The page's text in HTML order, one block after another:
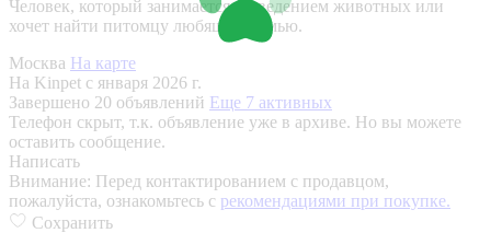
Человек, который занимается разведением животных или
хочет найти питомцу любящую семью.
Москва На карте
На Kinpet c января 2026 г.
Завершено 20 объявлений Еще 7 активных
Телефон скрыт, т.к. объявление уже в архиве. Но вы можете
оставить сообщение.
Написать
Внимание: Перед контактированием с продавцом,
пожалуйста, ознакомьтесь с рекомендациями при покупке.
Сохранить